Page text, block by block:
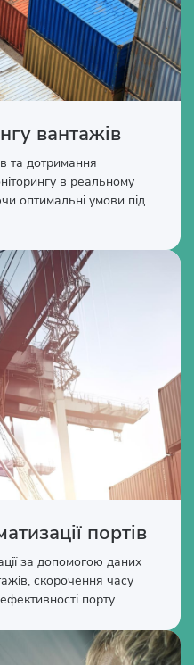
вантажів
та дотримання
в реальному
оптимальні умови під
портів
за допомогою даних
скорочення часу
порту.